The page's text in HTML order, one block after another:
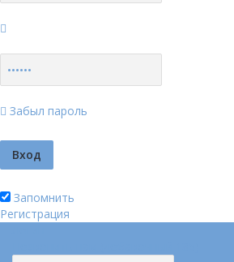
Забыл пароль
Запомнить
Регистрация